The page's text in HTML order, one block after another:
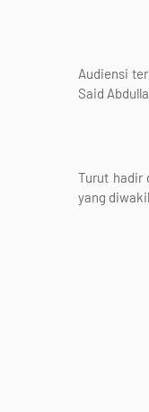
Audiensi
Said
Turut hadir
yang